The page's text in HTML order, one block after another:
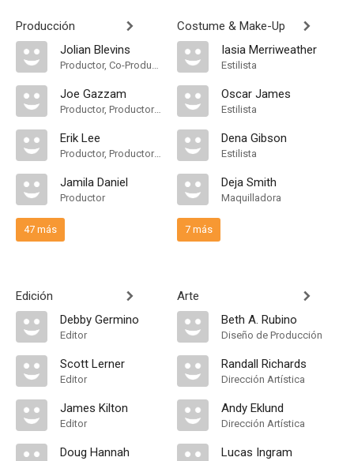
Producción
Jolian Blevins
Productor, Co-Productor, Unidad de Producción
Joe Gazzam
Productor, Productor Supervisor
Erik Lee
Productor, Productor Supervisor
Jamila Daniel
Productor
47 más
Edición
Debby Germino
Editor
Scott Lerner
Editor
James Kilton
Editor
Doug Hannah
Costume & Make-Up
Iasia Merriweather
Estilista
Oscar James
Estilista
Dena Gibson
Estilista
Deja Smith
Maquilladora
7 más
Arte
Beth A. Rubino
Diseño de Producción
Randall Richards
Dirección Artística
Andy Eklund
Dirección Artística
Lucas Ingram